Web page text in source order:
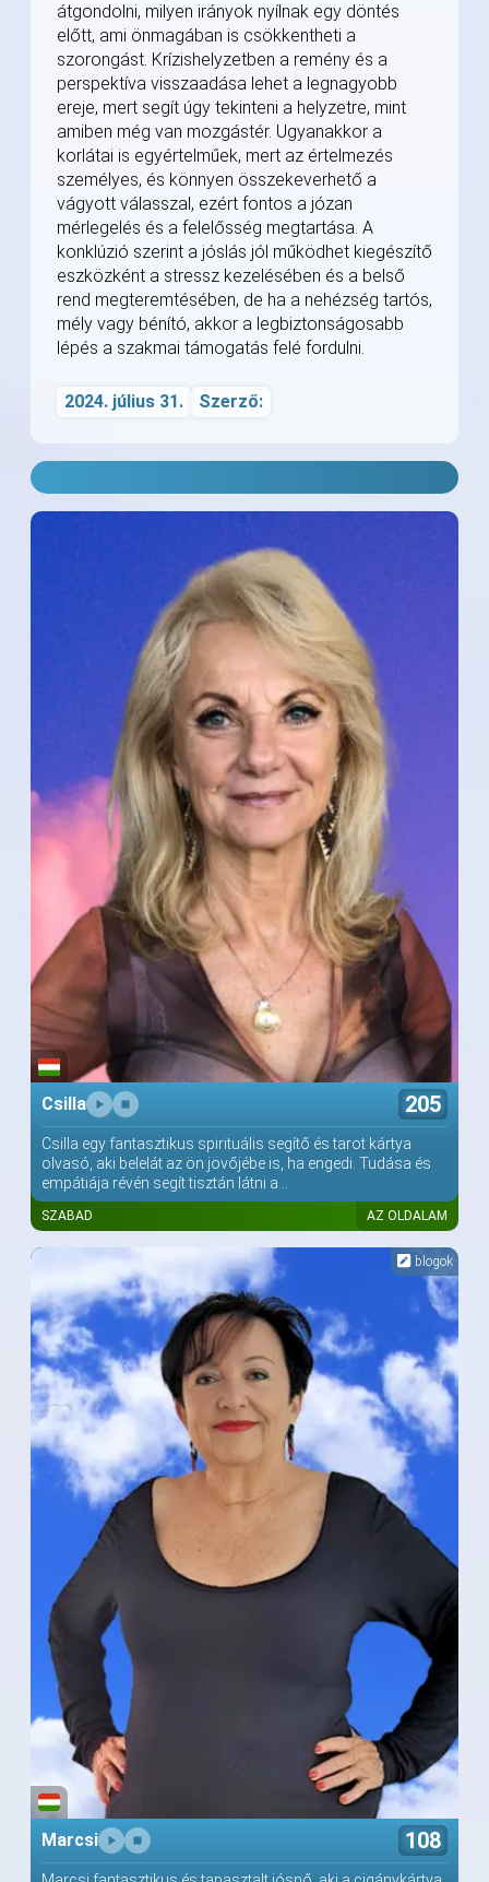
átgondolni, milyen irányok nyílnak egy döntés
előtt, ami önmagában is csökkentheti a
szorongást. Krízishelyzetben a remény és a
perspektíva visszaadása lehet a legnagyobb
ereje, mert segít úgy tekinteni a helyzetre, mint
amiben még van mozgástér. Ugyanakkor a
korlátai is egyértelműek, mert az értelmezés
személyes, és könnyen összekeverhető a
vágyott válasszal, ezért fontos a józan
mérlegelés és a felelősség megtartása. A
konklúzió szerint a jóslás jól működhet kiegészítő
eszközként a stressz kezelésében és a belső
rend megteremtésében, de ha a nehézség tartós,
mély vagy bénító, akkor a legbiztonságosabb
lépés a szakmai támogatás felé fordulni.
2024. július 31. Szerző:
Csilla 205
Csilla egy fantasztikus spirituális segítő és tarot kártya
olvasó, aki belelát az ön jövőjébe is, ha engedi. Tudása és
empátiája révén segít tisztán látni a...
SZABAD AZ OLDALAM
blogok
Marcsi 108